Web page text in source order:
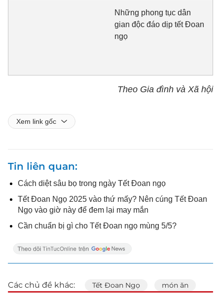
Những phong tục dân
gian độc đáo dịp tết Đoan
ngọ
Theo Gia đình và Xã hội
Xem link gốc
Tin liên quan
Cách diệt sâu bọ trong ngày Tết Đoan ngọ
Tết Đoan Ngọ 2025 vào thứ mấy? Nên cúng Tết Đoan
Ngọ vào giờ này để đem lại may mắn
Cần chuẩn bị gì cho Tết Đoan ngọ mùng 5/5?
Các chủ đề khác: Tết Đoan Ngọ món ăn